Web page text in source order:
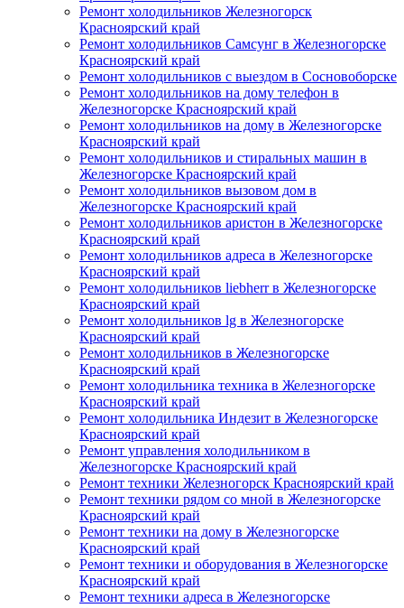
Ремонт холодильников Железногорск
Красноярский край
Ремонт холодильников Самсунг в Железногорске
Красноярский край
Ремонт холодильников с выездом в Сосновоборске
Ремонт холодильников на дому телефон в
Железногорске Красноярский край
Ремонт холодильников на дому в Железногорске
Красноярский край
Ремонт холодильников и стиральных машин в
Железногорске Красноярский край
Ремонт холодильников вызовом дом в
Железногорске Красноярский край
Ремонт холодильников аристон в Железногорске
Красноярский край
Ремонт холодильников адреса в Железногорске
Красноярский край
Ремонт холодильников liebherr в Железногорске
Красноярский край
Ремонт холодильников lg в Железногорске
Красноярский край
Ремонт холодильников в Железногорске
Красноярский край
Ремонт холодильника техника в Железногорске
Красноярский край
Ремонт холодильника Индезит в Железногорске
Красноярский край
Ремонт управления холодильником в
Железногорске Красноярский край
Ремонт техники Железногорск Красноярский край
Ремонт техники рядом со мной в Железногорске
Красноярский край
Ремонт техники на дому в Железногорске
Красноярский край
Ремонт техники и оборудования в Железногорске
Красноярский край
Ремонт техники адреса в Железногорске